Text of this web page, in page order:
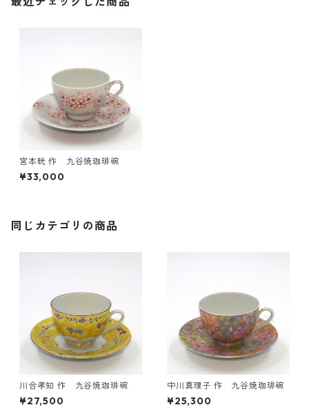
宮本晄 作 九谷焼珈琲碗
¥33,000
同じカテゴリの商品
川合孝知 作 九谷焼珈琲碗
¥27,500
中川真理子 作 九谷焼珈琲碗
¥25,300